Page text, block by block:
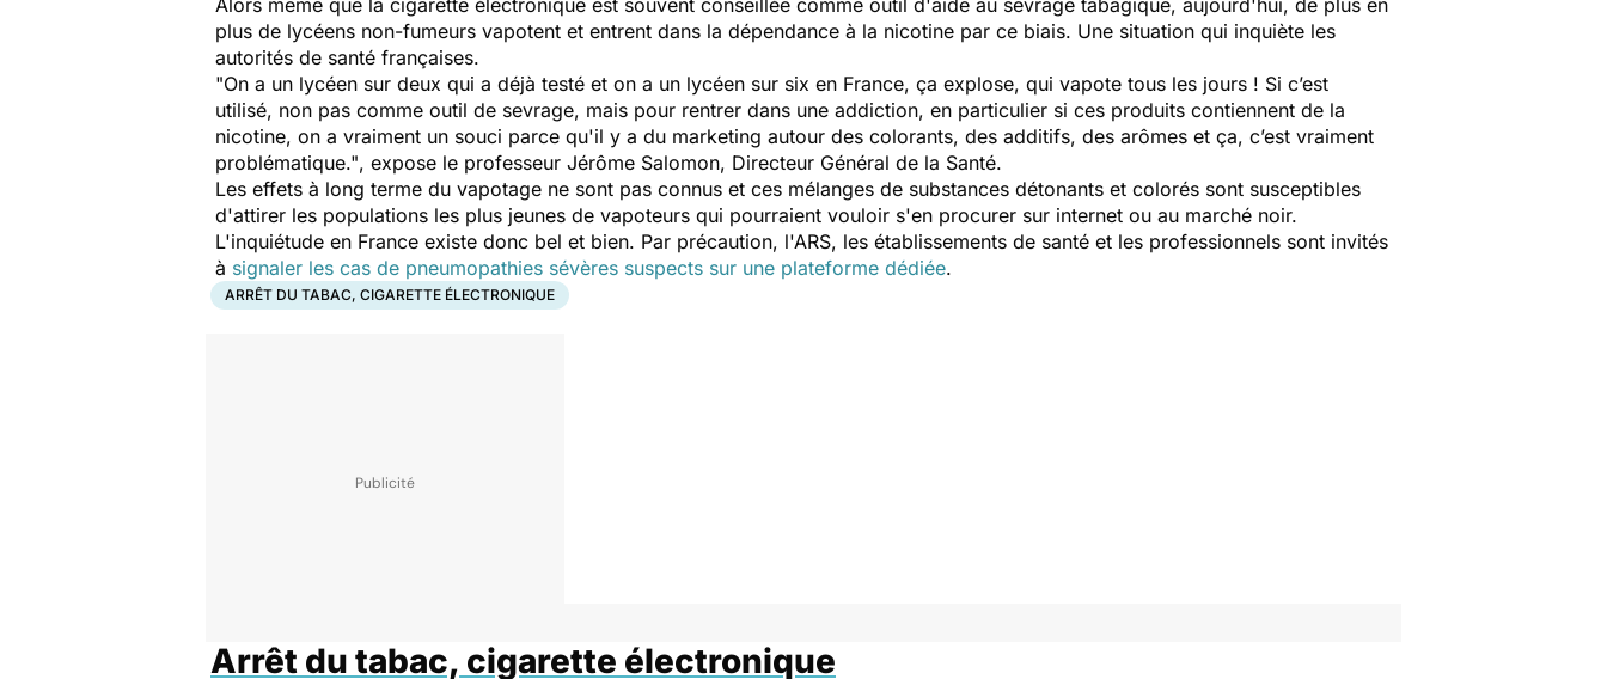
Alors même que la cigarette électronique est souvent conseillée comme outil d'aide au sevrage tabagique, aujourd'hui, de plus en
plus de lycéens non-fumeurs vapotent et entrent dans la dépendance à la nicotine par ce biais. Une situation qui inquiète les
autorités de santé françaises.
"On a un lycéen sur deux qui a déjà testé et on a un lycéen sur six en France, ça explose, qui vapote tous les jours ! Si c’est
utilisé, non pas comme outil de sevrage, mais pour rentrer dans une addiction, en particulier si ces produits contiennent de la
nicotine, on a vraiment un souci parce qu'il y a du marketing autour des colorants, des additifs, des arômes et ça, c’est vraiment
problématique.", expose le professeur Jérôme Salomon, Directeur Général de la Santé.
Les effets à long terme du vapotage ne sont pas connus et ces mélanges de substances détonants et colorés sont susceptibles
d'attirer les populations les plus jeunes de vapoteurs qui pourraient vouloir s'en procurer sur internet ou au marché noir.
L'inquiétude en France existe donc bel et bien. Par précaution, l'ARS, les établissements de santé et les professionnels sont invités
à signaler les cas de pneumopathies sévères suspects sur une plateforme dédiée.
ARRÊT DU TABAC, CIGARETTE ÉLECTRONIQUE
Arrêt du tabac, cigarette électronique